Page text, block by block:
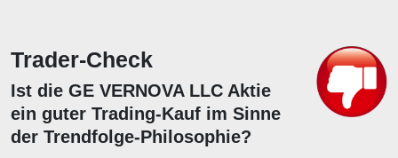
Trader-Check
Ist die GE VERNOVA LLC Aktie
ein guter Trading-Kauf im Sinne
der Trendfolge-Philosophie?